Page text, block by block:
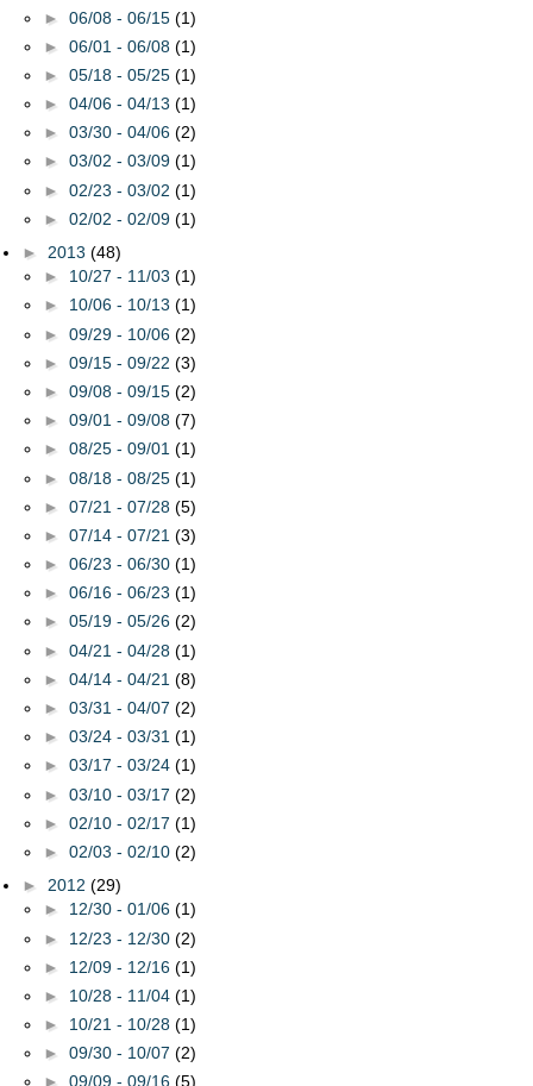
► 06/08 - 06/15 (1)
► 06/01 - 06/08 (1)
► 05/18 - 05/25 (1)
► 04/06 - 04/13 (1)
► 03/30 - 04/06 (2)
► 03/02 - 03/09 (1)
► 02/23 - 03/02 (1)
► 02/02 - 02/09 (1)
► 2013 (48)
► 10/27 - 11/03 (1)
► 10/06 - 10/13 (1)
► 09/29 - 10/06 (2)
► 09/15 - 09/22 (3)
► 09/08 - 09/15 (2)
► 09/01 - 09/08 (7)
► 08/25 - 09/01 (1)
► 08/18 - 08/25 (1)
► 07/21 - 07/28 (5)
► 07/14 - 07/21 (3)
► 06/23 - 06/30 (1)
► 06/16 - 06/23 (1)
► 05/19 - 05/26 (2)
► 04/21 - 04/28 (1)
► 04/14 - 04/21 (8)
► 03/31 - 04/07 (2)
► 03/24 - 03/31 (1)
► 03/17 - 03/24 (1)
► 03/10 - 03/17 (2)
► 02/10 - 02/17 (1)
► 02/03 - 02/10 (2)
► 2012 (29)
► 12/30 - 01/06 (1)
► 12/23 - 12/30 (2)
► 12/09 - 12/16 (1)
► 10/28 - 11/04 (1)
► 10/21 - 10/28 (1)
► 09/30 - 10/07 (2)
► 09/09 - 09/16 (5)